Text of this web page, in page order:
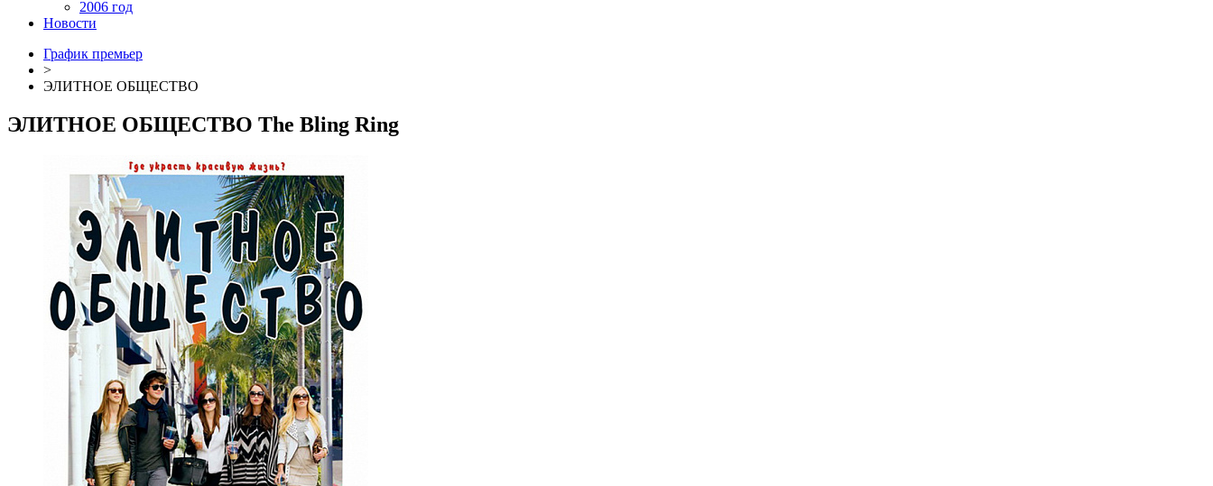
2006 год
Новости
График премьер
>
ЭЛИТНОЕ ОБЩЕСТВО
ЭЛИТНОЕ ОБЩЕСТВО The Bling Ring